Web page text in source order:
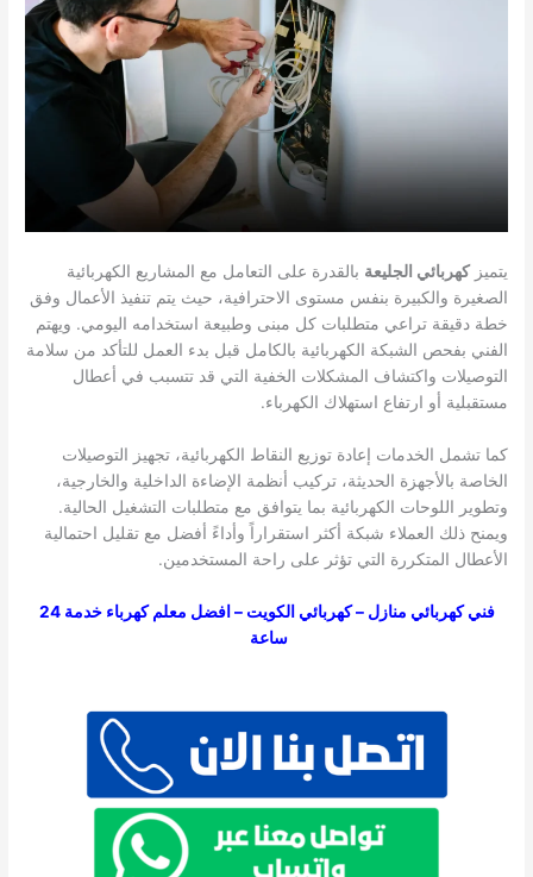
يتميزكهربائي الجليعة بالقدرة على التعامل مع المشاريع الكهربائية
الصغيرة والكبيرة بنفس مستوى الاحترافية، حيث يتم تنفيذ الأعمال وفق
خطة دقيقة تراعي متطلبات كل مبنى وطبيعة استخدامه اليومي. ويهتم
الفني بفحص الشبكة الكهربائية بالكامل قبل بدء العمل للتأكد من سلامة
التوصيلات واكتشاف المشكلات الخفية التي قد تتسبب في أعطال
مستقبلية أو ارتفاع استهلاك الكهرباء.
كما تشمل الخدمات إعادة توزيع النقاط الكهربائية، تجهيز التوصيلات
الخاصة بالأجهزة الحديثة، تركيب أنظمة الإضاءة الداخلية والخارجية،
وتطوير اللوحات الكهربائية بما يتوافق مع متطلبات التشغيل الحالية.
ويمنح ذلك العملاء شبكة أكثر استقراراً وأداءً أفضل مع تقليل احتمالية
الأعطال المتكررة التي تؤثر على راحة المستخدمين.
فني كهربائي منازل – كهربائي الكويت – افضل معلم كهرباء خدمة 24
ساعة